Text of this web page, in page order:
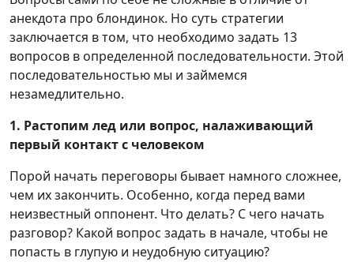
анекдота про блондинок. Но суть стратегии
заключается в том, что необходимо задать 13
вопросов в определенной последовательности. Этой
последовательностью мы и займемся
незамедлительно.
1. Растопим лед или вопрос, налаживающий
первый контакт с человеком
Порой начать переговоры бывает намного сложнее,
чем их закончить. Особенно, когда перед вами
неизвестный оппонент. Что делать? С чего начать
разговор? Какой вопрос задать в начале, чтобы не
попасть в глупую и неудобную ситуацию?